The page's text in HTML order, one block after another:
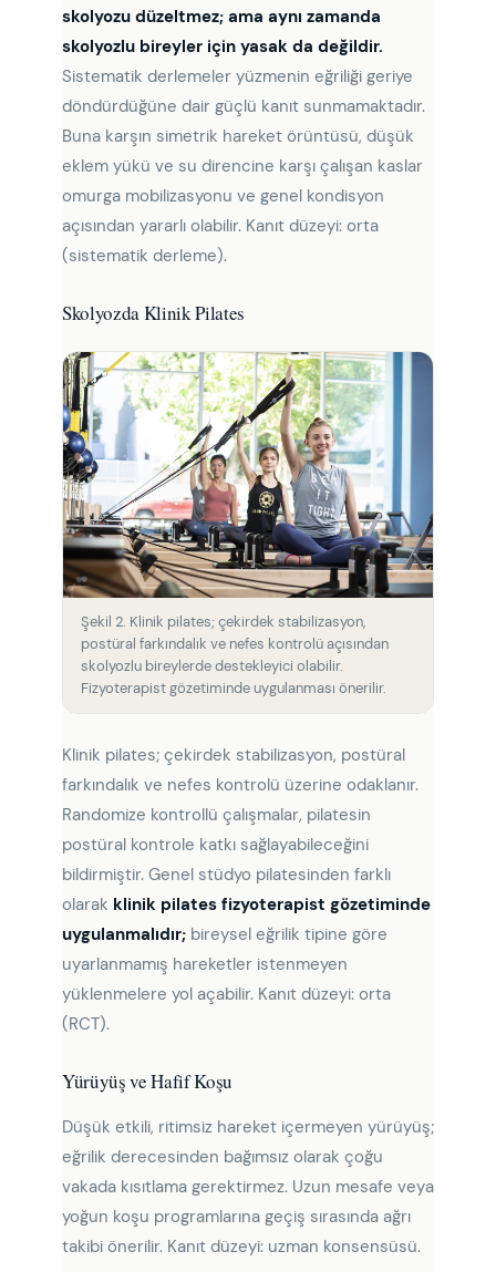
skolyozu düzeltmez; ama aynı zamanda
skolyozlu bireyler için yasak da değildir.
Sistematik derlemeler yüzmenin eğriliği geriye
döndürdüğüne dair güçlü kanıt sunmamaktadır.
Buna karşın simetrik hareket örüntüsü, düşük
eklem yükü ve su direncine karşı çalışan kaslar
omurga mobilizasyonu ve genel kondisyon
açısından yararlı olabilir. Kanıt düzeyi: orta
(sistematik derleme).
Skolyozda Klinik Pilates
Şekil 2. Klinik pilates; çekirdek stabilizasyon,
postüral farkındalık ve nefes kontrolü açısından
skolyozlu bireylerde destekleyici olabilir.
Fizyoterapist gözetiminde uygulanması önerilir.
Klinik pilates; çekirdek stabilizasyon, postüral
farkındalık ve nefes kontrolü üzerine odaklanır.
Randomize kontrollü çalışmalar, pilatesin
postüral kontrole katkı sağlayabileceğini
bildirmiştir. Genel stüdyo pilatesinden farklı
olarak klinik pilates fizyoterapist gözetiminde
uygulanmalıdır; bireysel eğrilik tipine göre
uyarlanmamış hareketler istenmeyen
yüklenmelere yol açabilir. Kanıt düzeyi: orta
(RCT).
Yürüyüş ve Hafif Koşu
Düşük etkili, ritimsiz hareket içermeyen yürüyüş;
eğrilik derecesinden bağımsız olarak çoğu
vakada kısıtlama gerektirmez. Uzun mesafe veya
yoğun koşu programlarına geçiş sırasında ağrı
takibi önerilir. Kanıt düzeyi: uzman konsensüsü.